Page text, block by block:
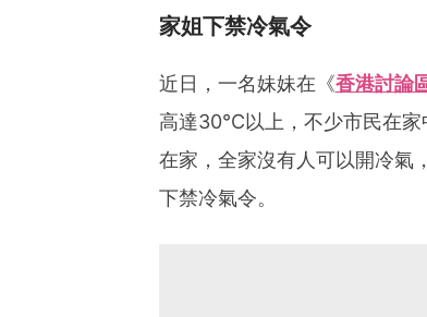
家姐下禁冷氣令
近日，一名妹妹在《香港討論
高達30°C以上，不少市民在
在家，全家沒有人可以開冷氣
下禁冷氣令。